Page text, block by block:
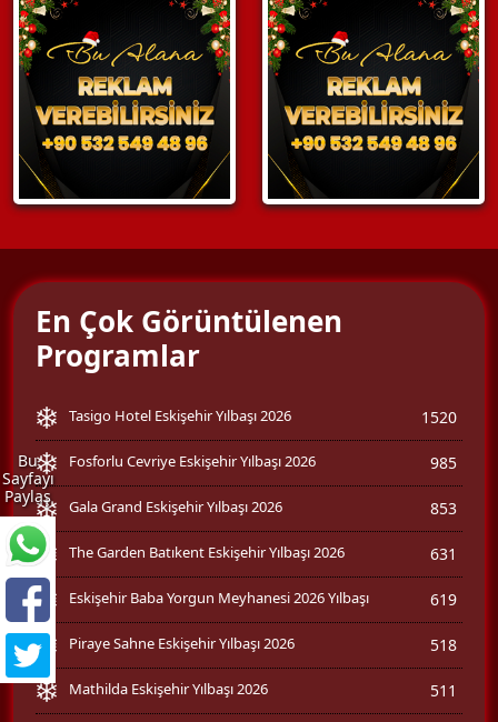
Bu
Sayfayı
Paylaş
En Çok Görüntülenen
Programlar
Tasigo Hotel Eskişehir Yılbaşı 2026 1520
Fosforlu Cevriye Eskişehir Yılbaşı 2026 985
Gala Grand Eskişehir Yılbaşı 2026 853
The Garden Batıkent Eskişehir Yılbaşı 2026 631
Eskişehir Baba Yorgun Meyhanesi 2026 Yılbaşı 619
Piraye Sahne Eskişehir Yılbaşı 2026 518
Mathilda Eskişehir Yılbaşı 2026 511